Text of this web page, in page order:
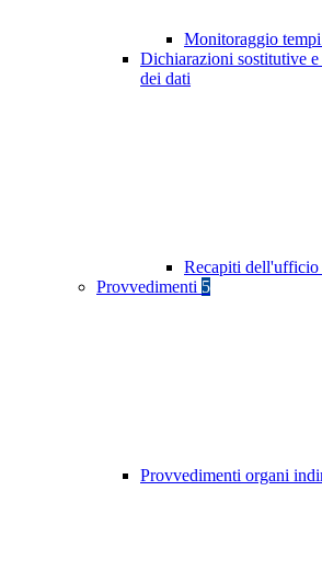
Monitoraggio
Dichiarazioni sostitutive
dei dati
Recapiti dell'ufficio
Provvedimenti 5
Provvedimenti organi